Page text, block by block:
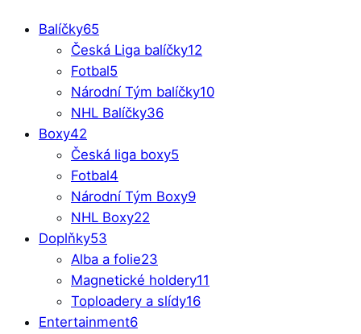
Balíčky65
Česká Liga balíčky12
Fotbal5
Národní Tým balíčky10
NHL Balíčky36
Boxy42
Česká liga boxy5
Fotbal4
Národní Tým Boxy9
NHL Boxy22
Doplňky53
Alba a folie23
Magnetické holdery11
Toploadery a slídy16
Entertainment6